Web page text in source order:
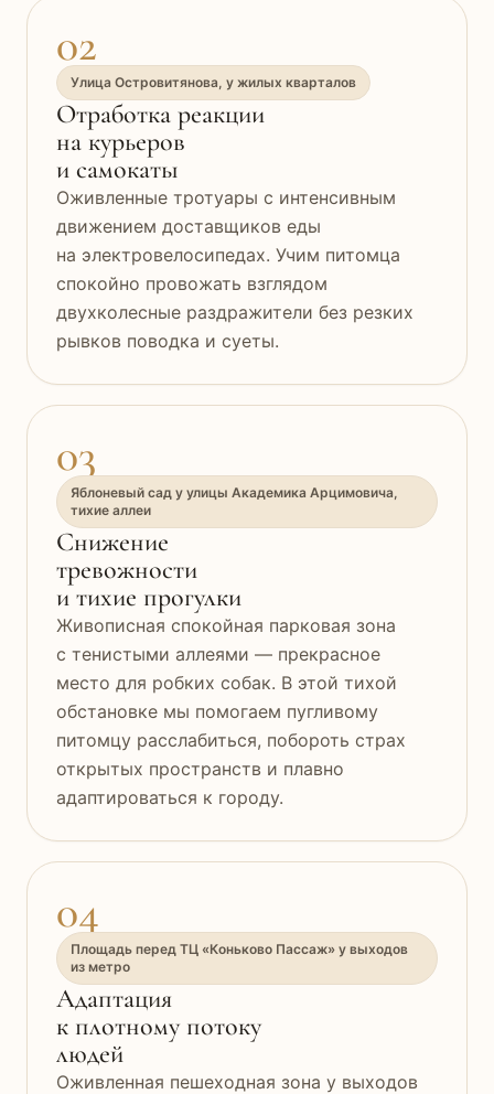
02
Улица Островитянова, у жилых кварталов
Отработка реакции
на курьеров
и самокаты
Оживленные тротуары с интенсивным
движением доставщиков еды
на электровелосипедах. Учим питомца
спокойно провожать взглядом
двухколесные раздражители без резких
рывков поводка и суеты.
03
Яблоневый сад у улицы Академика Арцимовича,
тихие аллеи
Снижение
тревожности
и тихие прогулки
Живописная спокойная парковая зона
с тенистыми аллеями — прекрасное
место для робких собак. В этой тихой
обстановке мы помогаем пугливому
питомцу расслабиться, побороть страх
открытых пространств и плавно
адаптироваться к городу.
04
Площадь перед ТЦ «Коньково Пассаж» у выходов
из метро
Адаптация
к плотному потоку
людей
Оживленная пешеходная зона у выходов